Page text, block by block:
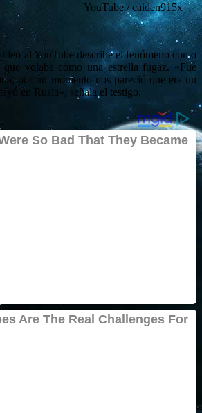
YouTube / caiden915x
al YouTube describe el fenómeno como
que volaba como una estrella fugaz. «Fue
por un momento nos pareció que era un
en Rusia», señala el testigo.